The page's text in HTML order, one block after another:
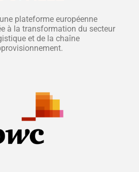
plateforme européenne
à la transformation du secteur
et de la chaîne